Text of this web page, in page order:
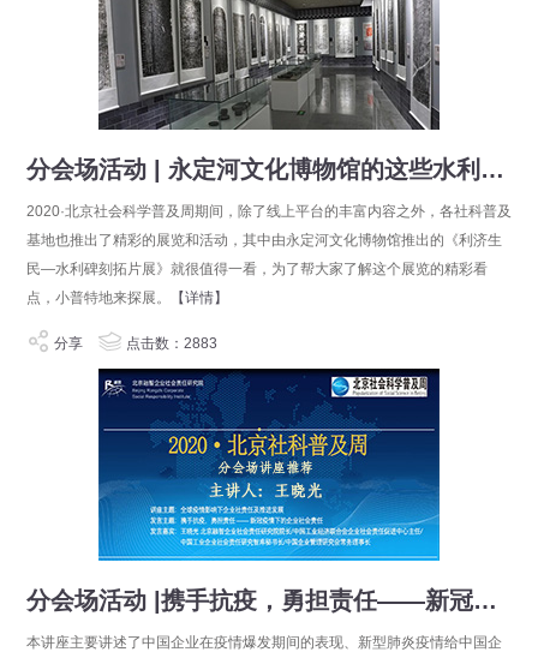
分会场活动 | 永定河文化博物馆的这些水利碑刻亮点多多，你看了么
2020·北京社会科学普及周期间，除了线上平台的丰富内容之外，各社科普及
基地也推出了精彩的展览和活动，其中由永定河文化博物馆推出的《利济生
民—水利碑刻拓片展》就很值得一看，为了帮大家了解这个展览的精彩看
点，小普特地来探展。
【详情】
分享 点击数：2883
分会场活动 |携手抗疫，勇担责任——新冠疫情下的企业社会责任
本讲座主要讲述了中国企业在疫情爆发期间的表现、新型肺炎疫情给中国企